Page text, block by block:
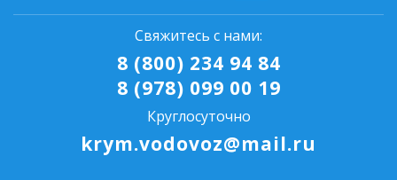
Свяжитесь с нами:
8 (800) 234 94 84
8 (978) 099 00 19
Круглосуточно
krym.vodovoz@mail.ru